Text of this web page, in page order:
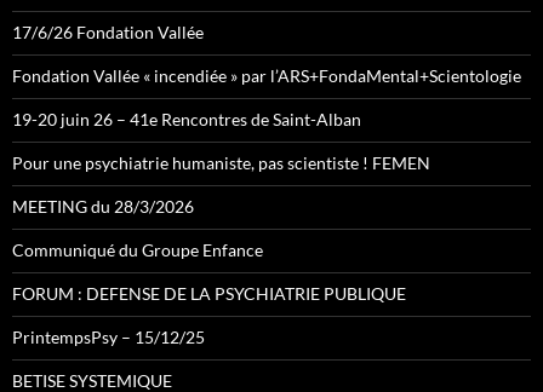
17/6/26 Fondation Vallée
Fondation Vallée « incendiée » par l’ARS+FondaMental+Scientologie
19-20 juin 26 – 41e Rencontres de Saint-Alban
Pour une psychiatrie humaniste, pas scientiste ! FEMEN
MEETING du 28/3/2026
Communiqué du Groupe Enfance
FORUM : DEFENSE DE LA PSYCHIATRIE PUBLIQUE
PrintempsPsy – 15/12/25
BETISE SYSTEMIQUE